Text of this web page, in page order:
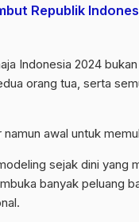
Republik
Indonesia 2024
orang tua, serta
awal untuk
sejak dini yang
banyak peluang